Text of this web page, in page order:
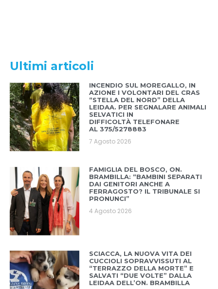
Ultimi articoli
INCENDIO SUL MOREGALLO, IN
AZIONE I VOLONTARI DEL CRAS
“STELLA DEL NORD” DELLA
LEIDAA. PER SEGNALARE ANIMALI
SELVATICI IN
DIFFICOLTÀ TELEFONARE
AL 375/5278883
7 Agosto 2026
FAMIGLIA DEL BOSCO, ON.
BRAMBILLA: “BAMBINI SEPARATI
DAI GENITORI ANCHE A
FERRAGOSTO? IL TRIBUNALE SI
PRONUNCI”
4 Agosto 2026
SCIACCA, LA NUOVA VITA DEI
CUCCIOLI SOPRAVVISSUTI AL
“TERRAZZO DELLA MORTE” E
SALVATI “DUE VOLTE” DALLA
LEIDAA DELL’ON. BRAMBILLA